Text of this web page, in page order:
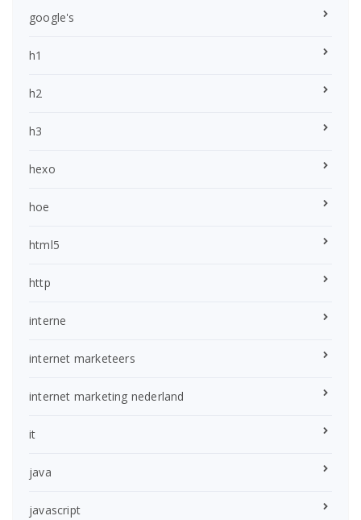
google's
h1
h2
h3
hexo
hoe
html5
http
interne
internet marketeers
internet marketing nederland
it
java
javascript